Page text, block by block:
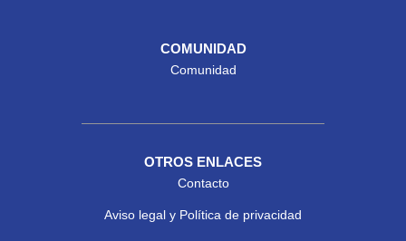
COMUNIDAD
Comunidad
OTROS ENLACES
Contacto
Aviso legal y Política de privacidad